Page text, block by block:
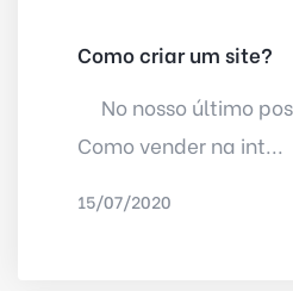
Como criar um site?
No nosso último
Como vender na int...
15/07/2020